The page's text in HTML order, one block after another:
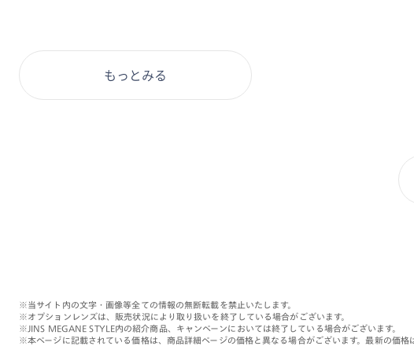
もっとみる
※当サイト内の文字・画像等全ての情報の無断転載を禁止いたします。
※オプションレンズは、販売状況により取り扱いを終了している場合がございます。
※JINS MEGANE STYLE内の紹介商品、キャンペーンにおいては終了している場合がございます。
※本ページに記載されている価格は、商品詳細ページの価格と異なる場合がございます。最新の価格